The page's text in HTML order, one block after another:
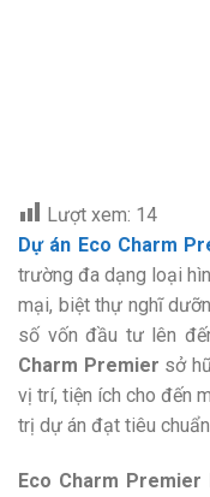
Lượt xem: 14
Dự án Eco Charm
trường đa dạng loại
mại, biệt thự nghĩ
số vốn đầu tư lên
Charm Premier sở
vị trí, tiện ích cho đến
trị dự án đạt tiêu
Eco Charm Premier